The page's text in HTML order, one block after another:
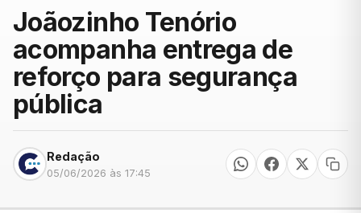
Joãozinho Tenório
acompanha entrega de
reforço para segurança
pública
Redação
05/06/2026 às 17:45